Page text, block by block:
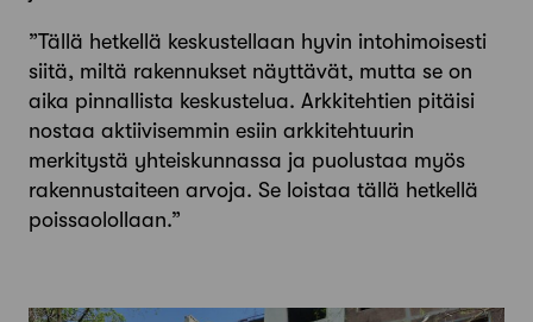
”Tällä hetkellä keskustellaan hyvin intohimoisesti
siitä, miltä rakennukset näyttävät, mutta se on
aika pinnallista keskustelua. Arkkitehtien pitäisi
nostaa aktiivisemmin esiin arkkitehtuurin
merkitystä yhteiskunnassa ja puolustaa myös
rakennustaiteen arvoja. Se loistaa tällä hetkellä
poissaolollaan.”